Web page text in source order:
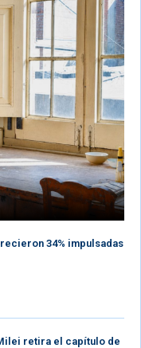
34% impulsadas
retira el capítulo de